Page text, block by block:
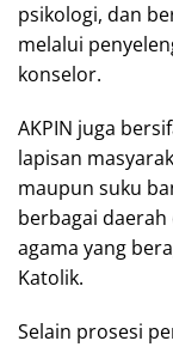
psikologi, dan
melalui
konselor.
AKPIN juga
lapisan
maupun suku
berbagai
agama yang
Katolik.
Selain prosesi